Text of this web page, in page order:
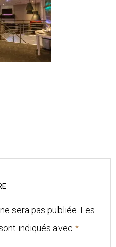
sera pas publiée. Les
indiqués avec *